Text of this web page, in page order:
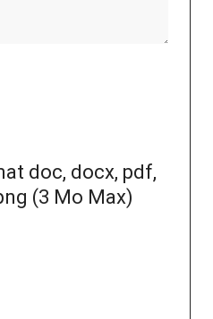
doc, docx, pdf,
(3 Mo Max)